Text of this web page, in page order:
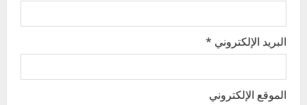
البريد الإلكتروني *
الموقع الإلكتروني